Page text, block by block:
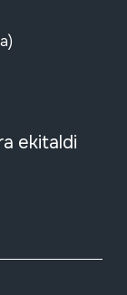
ekitaldi